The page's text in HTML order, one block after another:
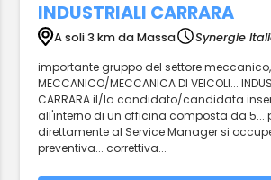
INDUSTRIALI CARRARA
A soli 3 km da Massa
Synergie
importante gruppo del settore meccanico,
MECCANICO/MECCANICA DI VEICOLI...
CARRARA il/la candidato/candidata
all'interno di un officina composta da 5...
direttamente al Service Manager si
preventiva... correttiva...